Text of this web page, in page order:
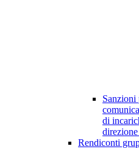
Sanzioni
di
Rendiconti